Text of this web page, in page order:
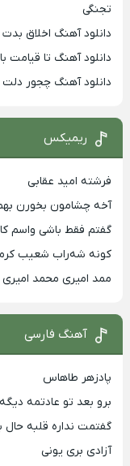
تجنگی
دانلود آهنگ اخلاق
دانلود آهنگ تا قیامت
دانلود آهنگ چجور
ریمیکس
فرشته امید عقابی
آخه چشامون بخورن
گفتم فقط باشی واسم
کونه شه‌راب شعیب
ممد امیری محمد امیری
آهنگ فارسی
پادزهر طاهاس
برو بعد تو عادتمه
گفتمت نداره قلبه
آزادی بری یونی